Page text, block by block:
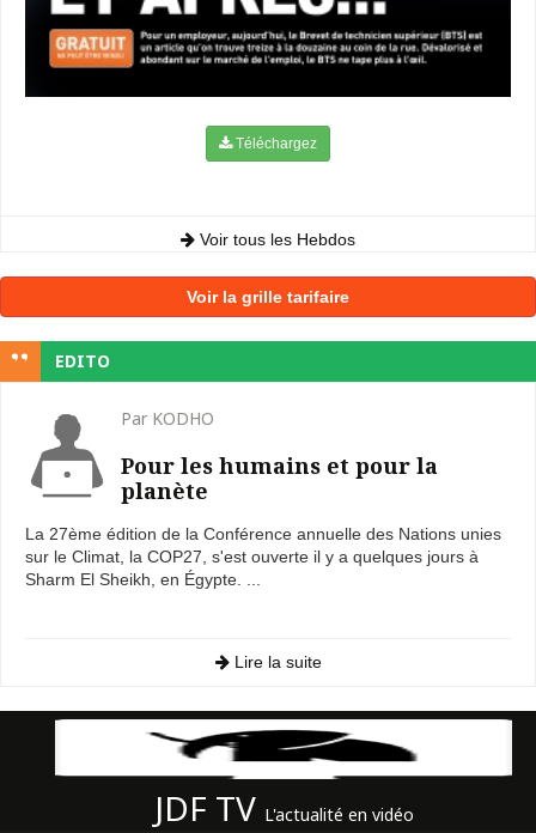
Téléchargez
Voir tous les Hebdos
Voir la grille tarifaire
EDITO
Par KODHO
Pour les humains et pour la
planète
La 27ème édition de la Conférence annuelle des Nations unies
sur le Climat, la COP27, s'est ouverte il y a quelques jours à
Sharm El Sheikh, en Égypte. ...
Lire la suite
JDF TV L'actualité en vidéo